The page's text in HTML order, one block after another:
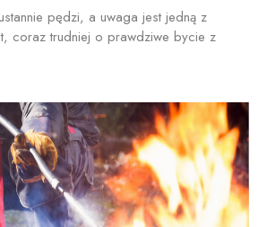
pędzi, a uwaga jest jedną z
coraz trudniej o prawdziwe bycie z